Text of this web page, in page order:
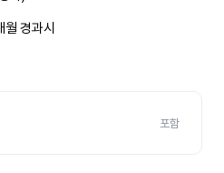
경과시
포함